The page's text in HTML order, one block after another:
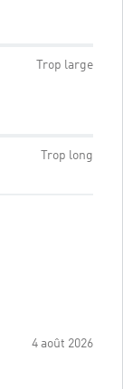
Trop large
Trop long
4 août 2026